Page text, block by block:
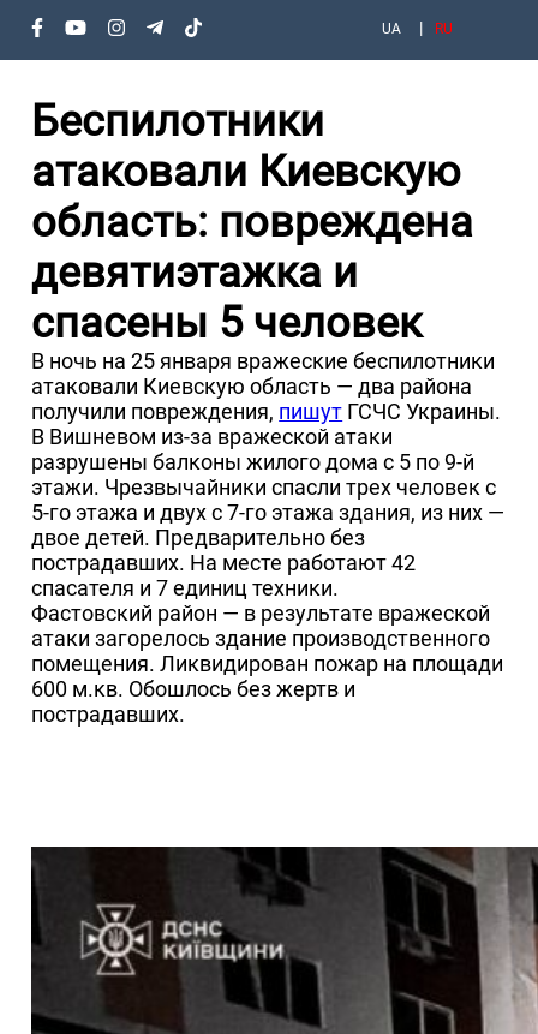
UA RU
Беспилотники
атаковали Киевскую
область: повреждена
девятиэтажка и
спасены 5 человек
В ночь на 25 января вражеские беспилотники
атаковали Киевскую область — два района
получили повреждения, пишут ГСЧС Украины.
В Вишневом из-за вражеской атаки
разрушены балконы жилого дома с 5 по 9-й
этажи. Чрезвычайники спасли трех человек с
5-го этажа и двух с 7-го этажа здания, из них —
двое детей. Предварительно без
пострадавших. На месте работают 42
спасателя и 7 единиц техники.
Фастовский район — в результате вражеской
атаки загорелось здание производственного
помещения. Ликвидирован пожар на площади
600 м.кв. Обошлось без жертв и
пострадавших.